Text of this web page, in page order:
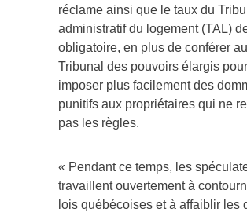
réclame ainsi que le taux du
administratif du logement (TAL)
obligatoire, en plus de conférer au
Tribunal des pouvoirs élargis pour
imposer plus facilement des
punitifs aux propriétaires qui ne
pas les règles.
« Pendant ce temps, les
travaillent ouvertement à
lois québécoises et à affaiblir les